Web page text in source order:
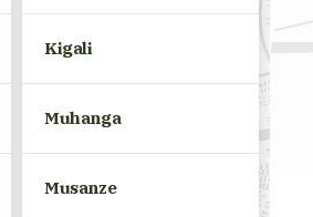
Kigali
Muhanga
Musanze